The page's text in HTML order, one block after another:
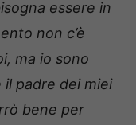
essere in
non c’è
ma io sono
padre dei miei
bene per